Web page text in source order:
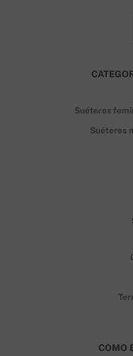
Suéteres
Suéteres
COMO